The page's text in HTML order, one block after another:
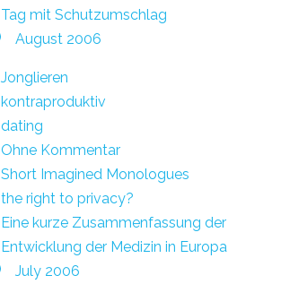
Tag mit Schutzumschlag
August 2006
Jonglieren
kontraproduktiv
dating
Ohne Kommentar
Short Imagined Monologues
the right to privacy?
Eine kurze Zusammenfassung der
Entwicklung der Medizin in Europa
July 2006